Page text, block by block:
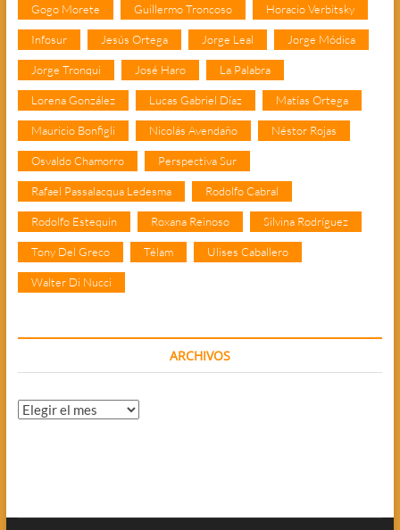
Gogo Morete Guillermo Troncoso Horacio Verbitsky
Infosur Jesús Ortega Jorge Leal Jorge Módica
Jorge Tronqui José Haro La Palabra
Lorena González Lucas Gabriel Díaz Matías Ortega
Mauricio Bonfigli Nicolás Avendaño Néstor Rojas
Osvaldo Chamorro Perspectiva Sur
Rafael Passalacqua Ledesma Rodolfo Cabral
Rodolfo Estequin Roxana Reinoso Silvina Rodríguez
Tony Del Greco Télam Ulises Caballero
Walter Di Nucci
ARCHIVOS
Archivos